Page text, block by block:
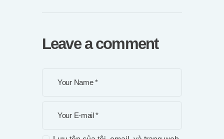
Leave a comment